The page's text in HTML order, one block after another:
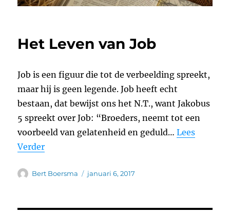
Het Leven van Job
Job is een figuur die tot de verbeelding spreekt,
maar hij is geen legende. Job heeft echt
bestaan, dat bewijst ons het N.T., want Jakobus
5 spreekt over Job: “Broeders, neemt tot een
voorbeeld van gelatenheid en geduld…Lees
Verder
Auteur
Bert Boersma
Geplaatst
januari 6, 2017